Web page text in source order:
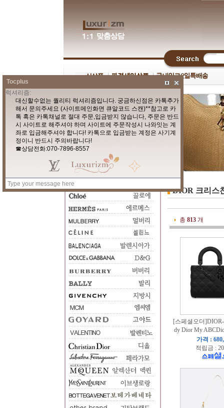
DIOR 크리스
총 813 개
[스페셜오더
dy Dior My
가격 :
적립금 :
Tocplus